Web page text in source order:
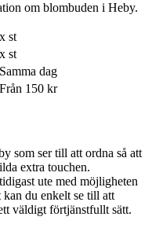
om blombuden i Heby.
x st
x st
Samma dag
Från 150 kr
som ser till att ordna så att
extra touchen.
ute med möjligheten
kan du enkelt se till att
väldigt förtjänstfullt sätt.